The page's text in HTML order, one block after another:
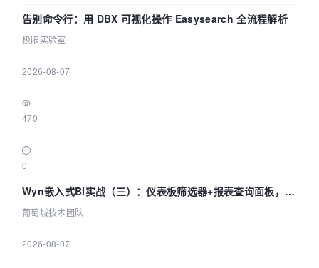
告别命令行：用 DBX 可视化操作 Easysearch 全流程解析
极限实验室
2026-08-07
470
0
Wyn嵌入式BI实战（三）：仪表板筛选器+报表查询面板，参
数联动全闭环
葡萄城技术团队
2026-08-07